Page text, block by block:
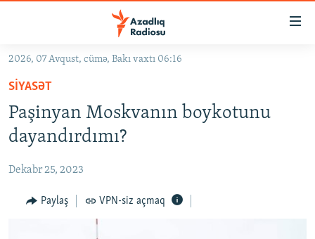
Əsas
qayıt
Əsas
naviqasiyaya
qayıt
Axtarışa
GÜNDƏM
KORRUPSIOMETR
#ƏSLINDƏ
FƏRQƏ BAX
QANUNI DOĞRU
2026, 07 Avqust, cümə, Bakı vaxtı 06:16
SIYASƏT
Paşinyan Moskvanın boykotunu
dayandırdımı?
Dekabr 25, 2023
Paylaş VPN-siz açmaq